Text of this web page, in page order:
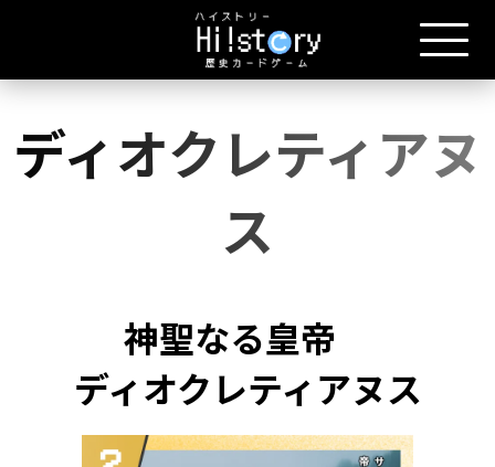
ディオクレティアヌ
ス
神聖なる皇帝
ディオクレティアヌス